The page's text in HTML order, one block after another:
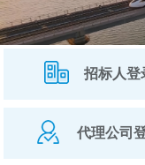
招标人登
代理公司